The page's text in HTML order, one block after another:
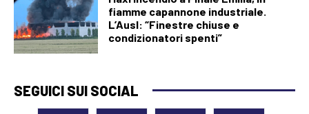
fiamme capannone industriale.
L’Ausl: “Finestre chiuse e
condizionatori spenti”
SEGUICI SUI SOCIAL